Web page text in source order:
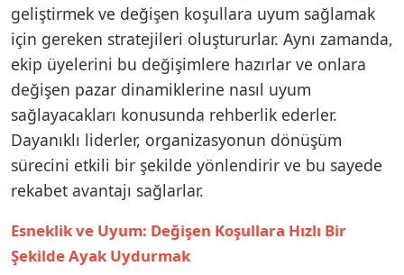
geliştirmek ve değişen koşullara uyum sağlamak
için gereken stratejileri oluştururlar. Aynı zamanda,
ekip üyelerini bu değişimlere hazırlar ve onlara
değişen pazar dinamiklerine nasıl uyum
sağlayacakları konusunda rehberlik ederler.
Dayanıklı liderler, organizasyonun dönüşüm
sürecini etkili bir şekilde yönlendirir ve bu sayede
rekabet avantajı sağlarlar.
Esneklik ve Uyum: Değişen Koşullara Hızlı Bir
Şekilde Ayak Uydurmak